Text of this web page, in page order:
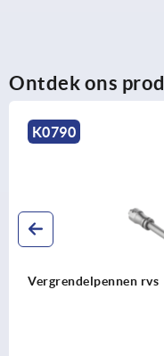
Ontdek ons
K0790
Vergrendelpennen rvs